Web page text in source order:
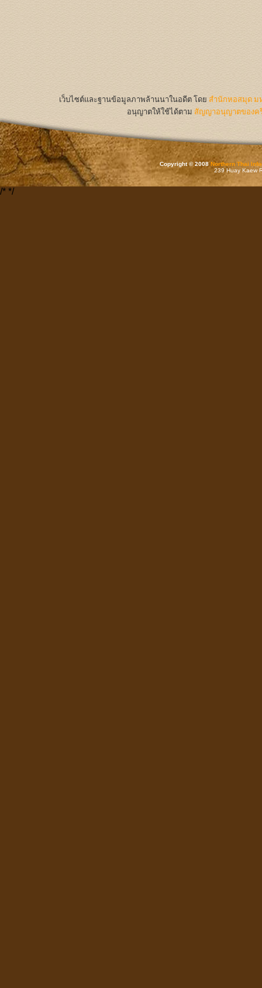
เว็บไซต์และฐานข้อมูลภาพล้านนาในอดีต โดย สำนักหอสมุด ม
อนุญาตให้ใช้ได้ตาม สัญญาอนุญาตของค
Copyright © 2008Northern Thai
239 Huay Kaew
/* */